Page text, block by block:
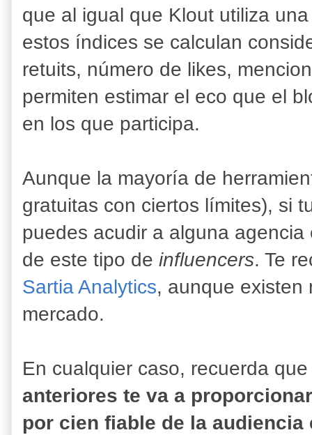
que al igual que Klout utiliza
estos índices se calculan
retuits, número de likes,
permiten estimar el eco que el
en los que participa.
Aunque la mayoría de
gratuitas con ciertos límites), si
puedes acudir a alguna
de este tipo de influencers. Te
Sartia Analytics, aunque existen
mercado.
En cualquier caso, recuerda
anteriores te va a
por cien fiable de la